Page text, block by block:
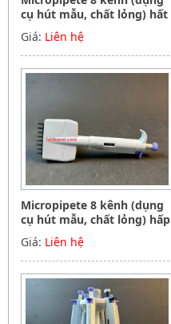
cụ hút mẫu, chất lỏng) hất
tiệt trùng 50-300ul, Hãng
Phoenix instrument
Germany
Giá: Liên hệ
Micropipete 8 kênh (dụng
cụ hút mẫu, chất lỏng) hấp
tiệt trùng 0.5-10ul, Hãng
Phoenix instrument
Germany
Giá: Liên hệ